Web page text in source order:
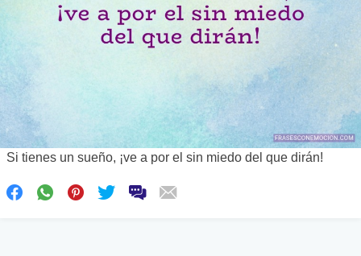
Si tienes un sueño, ¡ve a por el sin miedo del que dirán!